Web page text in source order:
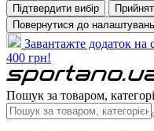
Підтвердити вибір
Повернутися до налаштувань
Завантажте додаток на
400 грн!
Пошук за товаром,